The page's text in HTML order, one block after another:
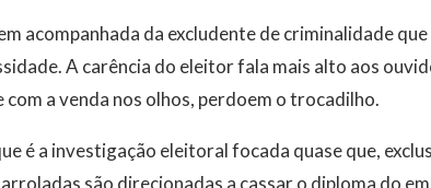
acompanhada da excludente de criminalidade
A carência do eleitor fala mais alto aos
a venda nos olhos, perdoem o trocadilho.
é a investigação eleitoral focada quase que,
são direcionadas a cassar o diploma do